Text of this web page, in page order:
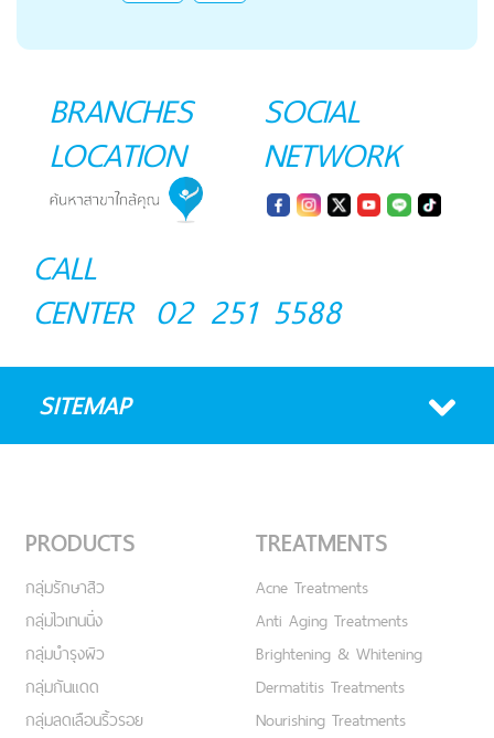
BRANCHES
LOCATION
SOCIAL
NETWORK
CALL
CENTER 02 251 5588
SITEMAP
PRODUCTS
กลุ่มรักษาสิว
กลุ่มไวเทนนิ่ง
กลุ่มบำรุงผิว
กลุ่มกันแดด
กลุ่มลดเลือนริ้วรอย
TREATMENTS
Acne Treatments
Anti Aging Treatments
Brightening & Whitening
Dermatitis Treatments
Nourishing Treatments